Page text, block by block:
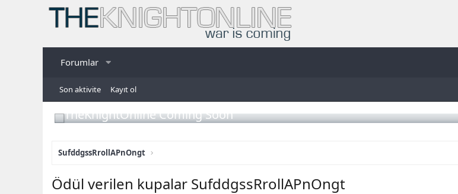
Forumlar
Son aktivite Kayıt ol
TheKnightOnline Coming Soon
SufddgssRrollAPnOngt
Ödül verilen kupalar SufddgssRrollAPnOngt